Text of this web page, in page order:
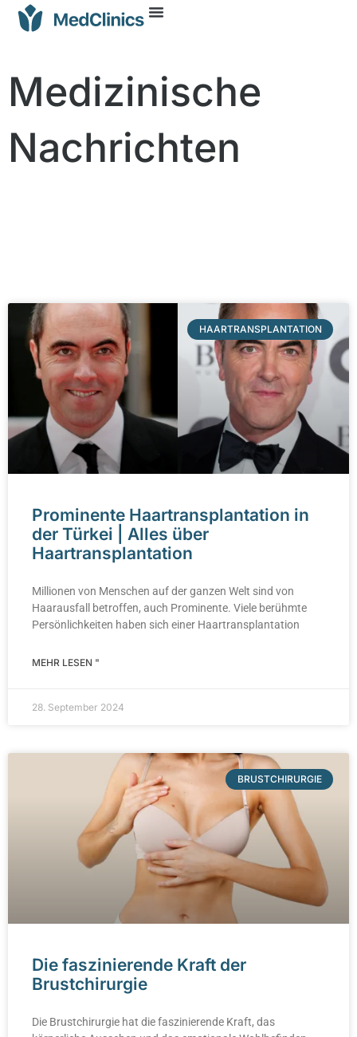
Medizinische
Nachrichten
HAARTRANSPLANTATION
Prominente Haartransplantation in
der Türkei | Alles über
Haartransplantation
Millionen von Menschen auf der ganzen Welt sind von
Haarausfall betroffen, auch Prominente. Viele berühmte
Persönlichkeiten haben sich einer Haartransplantation
MEHR LESEN "
28. September 2024
BRUSTCHIRURGIE
Die faszinierende Kraft der
Brustchirurgie
Die Brustchirurgie hat die faszinierende Kraft, das